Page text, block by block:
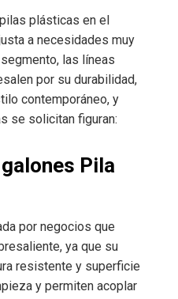
plásticas en el
a necesidades muy
las líneas
por su durabilidad,
contemporáneo, y
se solicitan figuran:
Pila
por negocios que
ya que su
resistente y superficie
y permiten acoplar